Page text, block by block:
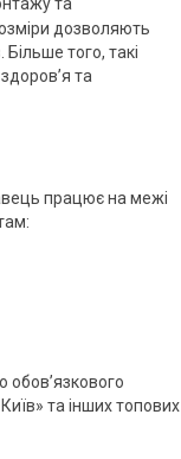
дозволяють
того, такі
та
працює на межі
та інших топових